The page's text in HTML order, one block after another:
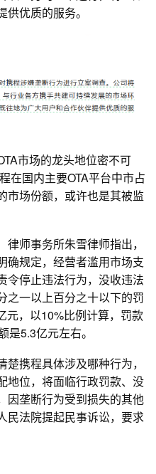
优质的服务。
市场的龙头地位密不可
在国内主要OTA平台中市占
市场份额，或许也是其被监
师事务所朱雪律师指出，
确规定，经营者滥用市场支
令停止违法行为，没收违法
之一以上百分之十以下的罚
元，以10%比例计算，罚款
5.3亿元左右。
携程具体涉及哪种行为，
地位，将面临行政罚款、没
因垄断行为受到损失的其他
民法院提起民事诉讼，要求